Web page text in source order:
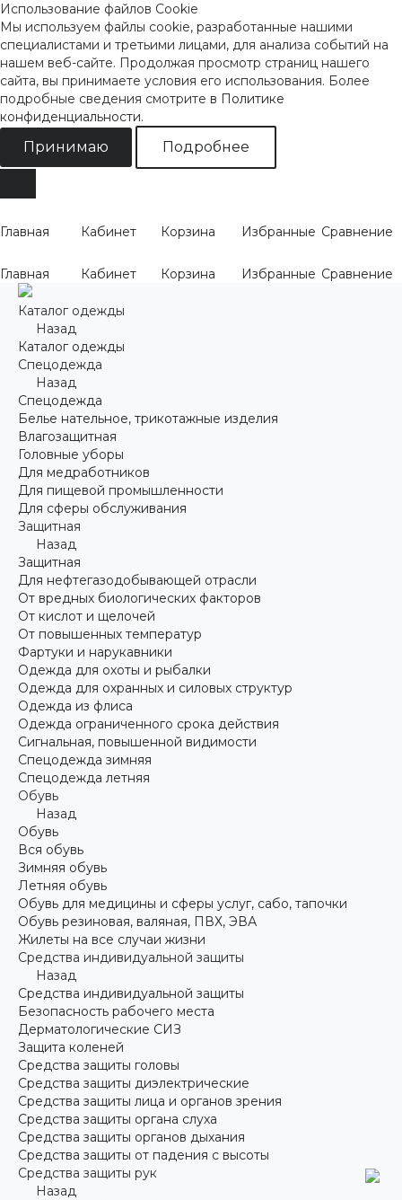
Использование файлов Cookie
Мы используем файлы cookie, разработанные нашими
специалистами и третьими лицами, для анализа событий на
нашем веб-сайте. Продолжая просмотр страниц нашего
сайта, вы принимаете условия его использования. Более
подробные сведения смотрите в Политике
конфиденциальности.
Принимаю Подробнее
Главная Кабинет Корзина Избранные Сравнение
Главная Кабинет Корзина Избранные Сравнение
Каталог одежды
Назад
Каталог одежды
Спецодежда
Назад
Спецодежда
Белье нательное, трикотажные изделия
Влагозащитная
Головные уборы
Для медработников
Для пищевой промышленности
Для сферы обслуживания
Защитная
Назад
Защитная
Для нефтегазодобывающей отрасли
От вредных биологических факторов
От кислот и щелочей
От повышенных температур
Фартуки и нарукавники
Одежда для охоты и рыбалки
Одежда для охранных и силовых структур
Одежда из флиса
Одежда ограниченного срока действия
Сигнальная, повышенной видимости
Спецодежда зимняя
Спецодежда летняя
Обувь
Назад
Обувь
Вся обувь
Зимняя обувь
Летняя обувь
Обувь для медицины и сферы услуг, сабо, тапочки
Обувь резиновая, валяная, ПВХ, ЭВА
Жилеты на все случаи жизни
Средства индивидуальной защиты
Назад
Средства индивидуальной защиты
Безопасность рабочего места
Дерматологические СИЗ
Защита коленей
Средства защиты головы
Средства защиты диэлектрические
Средства защиты лица и органов зрения
Средства защиты органа слуха
Средства защиты органов дыхания
Средства защиты от падения с высоты
Средства защиты рук
Назад